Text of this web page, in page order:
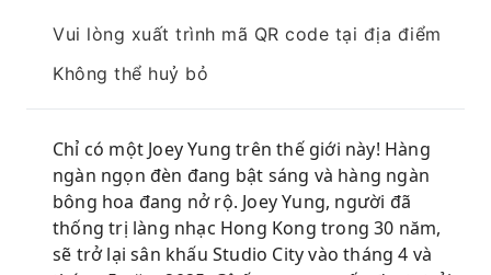
Vui lòng xuất trình mã QR code tại địa điểm
Không thể huỷ bỏ
Chỉ có một Joey Yung trên thế giới này! Hàng
ngàn ngọn đèn đang bật sáng và hàng ngàn
bông hoa đang nở rộ. Joey Yung, người đã
thống trị làng nhạc Hong Kong trong 30 năm,
sẽ trở lại sân khấu Studio City vào tháng 4 và